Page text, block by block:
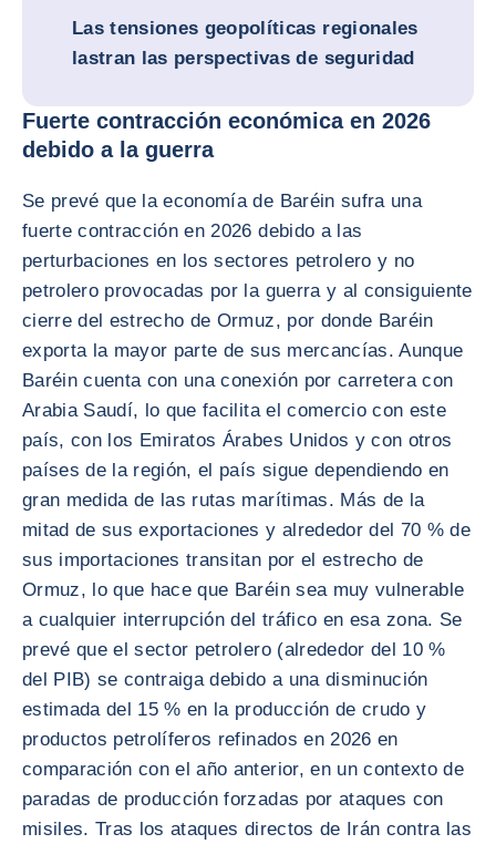
Las tensiones geopolíticas regionales
lastran las perspectivas de seguridad
Fuerte contracción económica en 2026
debido a la guerra
Se prevé que la economía de Baréin sufra una
fuerte contracción en 2026 debido a las
perturbaciones en los sectores petrolero y no
petrolero provocadas por la guerra y al consiguiente
cierre del estrecho de Ormuz, por donde Baréin
exporta la mayor parte de sus mercancías. Aunque
Baréin cuenta con una conexión por carretera con
Arabia Saudí, lo que facilita el comercio con este
país, con los Emiratos Árabes Unidos y con otros
países de la región, el país sigue dependiendo en
gran medida de las rutas marítimas. Más de la
mitad de sus exportaciones y alrededor del 70 % de
sus importaciones transitan por el estrecho de
Ormuz, lo que hace que Baréin sea muy vulnerable
a cualquier interrupción del tráfico en esa zona. Se
prevé que el sector petrolero (alrededor del 10 %
del PIB) se contraiga debido a una disminución
estimada del 15 % en la producción de crudo y
productos petrolíferos refinados en 2026 en
comparación con el año anterior, en un contexto de
paradas de producción forzadas por ataques con
misiles. Tras los ataques directos de Irán contra las